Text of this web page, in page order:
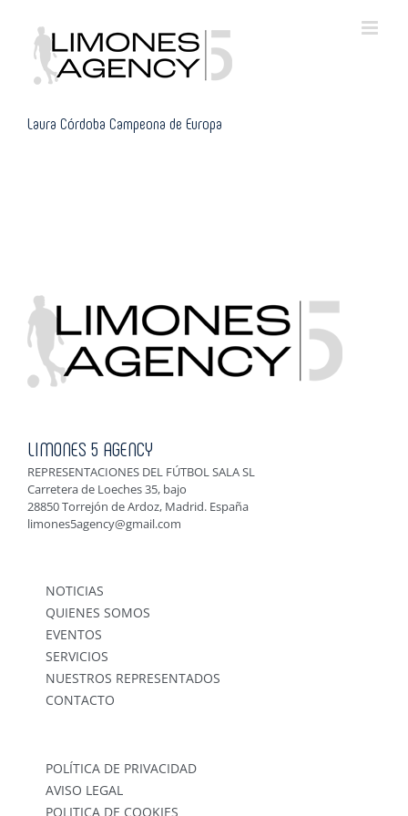
content
Laura Córdoba Campeona de Europa
LIMONES 5 AGENCY
REPRESENTACIONES DEL FÚTBOL SALA SL
Carretera de Loeches 35, bajo
28850 Torrejón de Ardoz, Madrid. España
limones5agency@gmail.com
NOTICIAS
QUIENES SOMOS
EVENTOS
SERVICIOS
NUESTROS REPRESENTADOS
CONTACTO
POLÍTICA DE PRIVACIDAD
AVISO LEGAL
POLITICA DE COOKIES